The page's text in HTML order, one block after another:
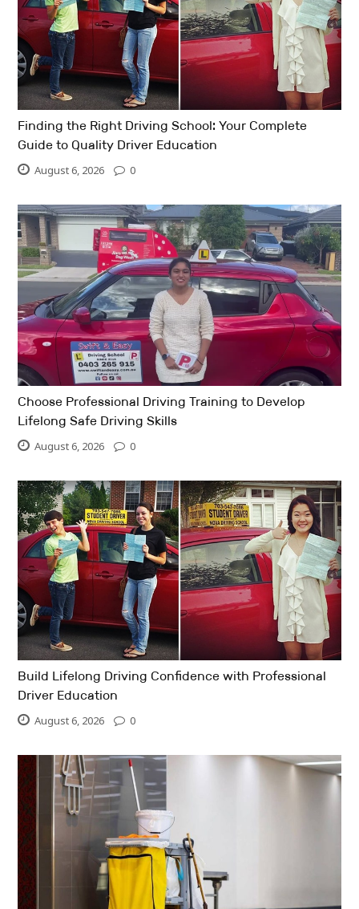
Finding the Right Driving School: Your Complete
Guide to Quality Driver Education
August 6, 2026 0
Choose Professional Driving Training to Develop
Lifelong Safe Driving Skills
August 6, 2026 0
Build Lifelong Driving Confidence with Professional
Driver Education
August 6, 2026 0